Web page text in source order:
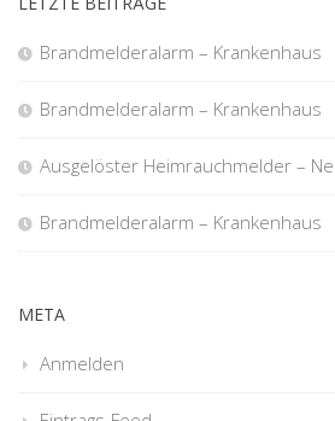
Brandmelderalarm – Krankenhaus
Brandmelderalarm – Krankenhaus
Ausgelöster Heimrauchmelder –
Brandmelderalarm – Krankenhaus
META
Anmelden